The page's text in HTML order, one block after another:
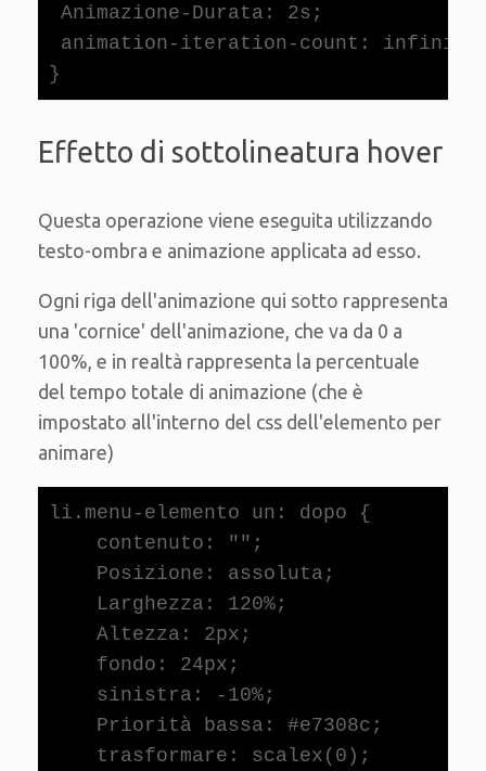
Animazione-Durata: 2s;
animation-iteration-count:
}
Effetto di sottolineatura hover
Questa operazione viene eseguita utilizzando
testo-ombra e animazione applicata ad esso.
Ogni riga dell'animazione qui sotto rappresenta
una 'cornice' dell'animazione, che va da 0 a
100%, e in realtà rappresenta la percentuale
del tempo totale di animazione (che è
impostato all'interno del css dell'elemento per
animare)
li.menu-elemento un: dopo {
    contenuto: "";
    Posizione: assoluta;
    Larghezza: 120%;
    Altezza: 2px;
    fondo: 24px;
    sinistra: -10%;
    Priorità bassa: #e7308c;
    trasformare: scalex(0);